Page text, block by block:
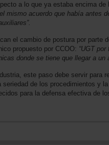
a lo que ya estaba encima
mismo acuerdo que había antes
el cambio de postura por parte
propuesto por CCOO: “UGT
donde se tiene que llegar a un
este paso debe servir para
seriedad de los procedimientos y
para la defensa efectiva de